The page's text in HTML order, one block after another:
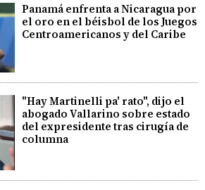
Panamá enfrenta a Nicaragua por
el oro en el béisbol de los Juegos
Centroamericanos y del Caribe
"Hay Martinelli pa' rato", dijo el
abogado Vallarino sobre estado
del expresidente tras cirugía de
columna